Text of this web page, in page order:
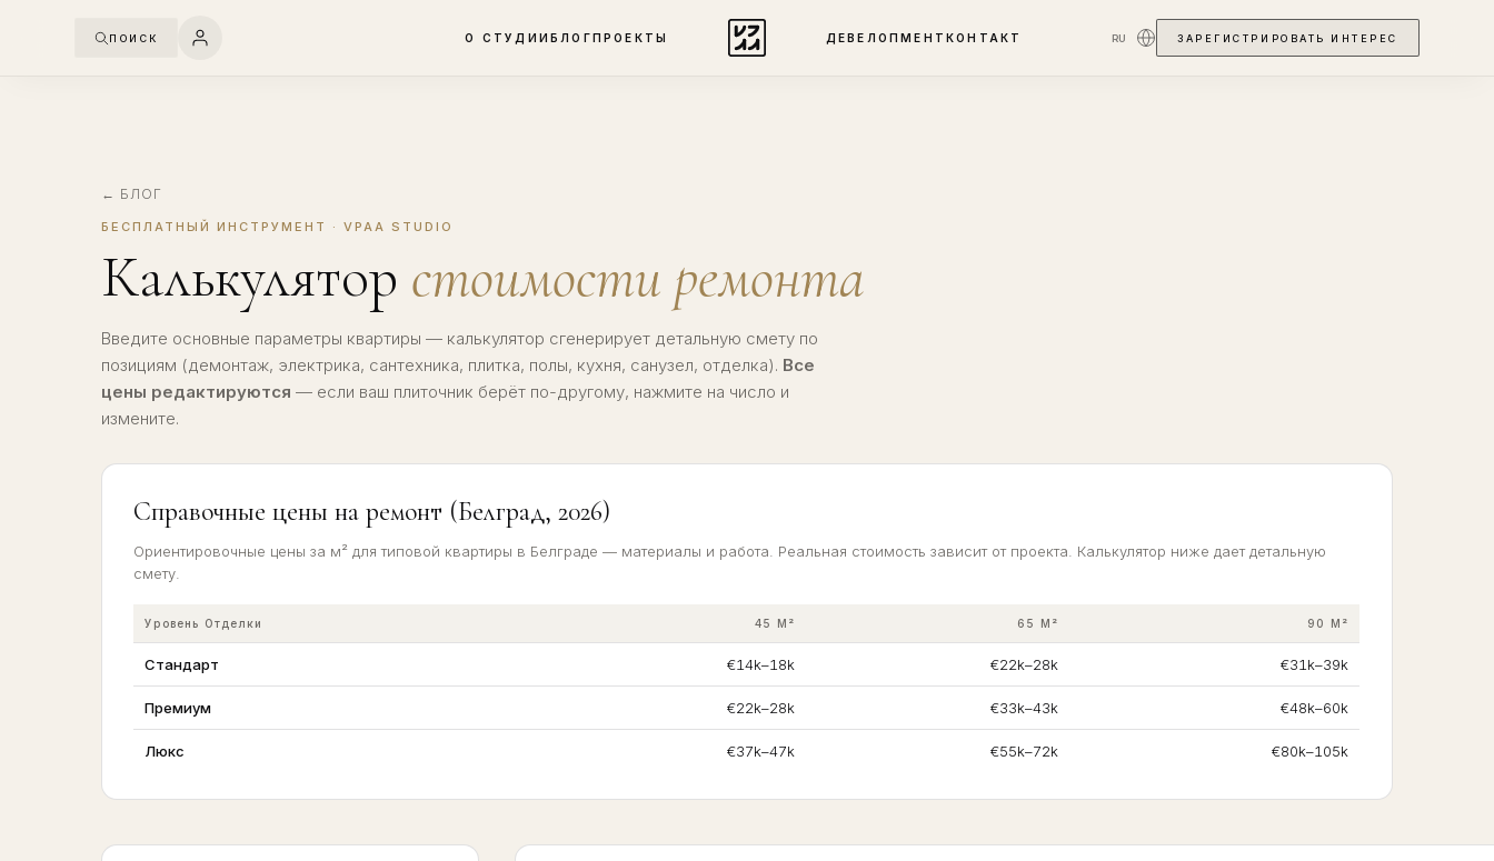
ПОИСК О СТУДИИБЛОГПРОЕКТЫ ДЕВЕЛОПМЕНТ КОНТАКТ RU ЗАРЕГИСТРИРОВАТЬ ИНТЕРЕС
← БЛОГ
БЕСПЛАТНЫЙ ИНСТРУМЕНТ · VPAA STUDIO
Калькулятор стоимости ремонта
Введите основные параметры квартиры — калькулятор сгенерирует детальную смету по
позициям (демонтаж, электрика, сантехника, плитка, полы, кухня, санузел, отделка). Все
цены редактируются — если ваш плиточник берёт по-другому, нажмите на число и
измените.
Справочные цены на ремонт (Белград, 2026)
Ориентировочные цены за м² для типовой квартиры в Белграде — материалы и работа. Реальная стоимость зависит от проекта. Калькулятор ниже дает детальную
смету.
Уровень Отделки 45 M² 65 M² 90 M²
Стандарт €14k–18k €22k–28k €31k–39k
Премиум €22k–28k €33k–43k €48k–60k
Люкс €37k–47k €55k–72k €80k–105k